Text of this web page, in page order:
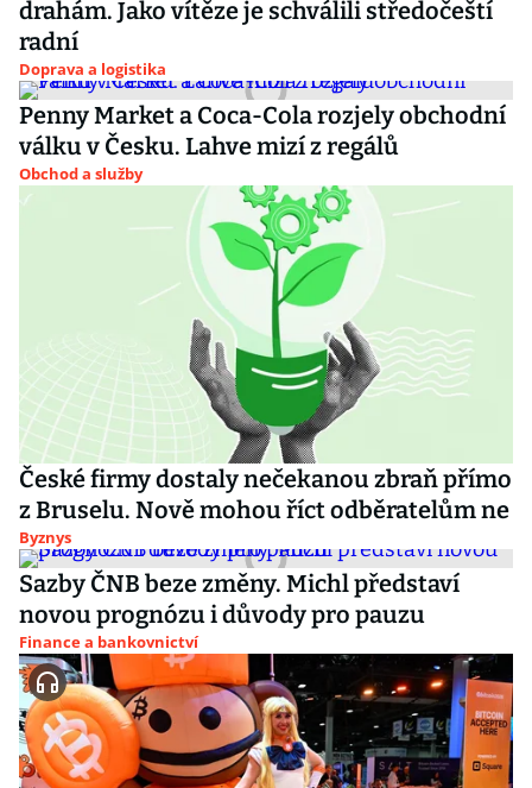
drahám. Jako vítěze je schválili středočeští
radní
Doprava a logistika
Penny Market a Coca-Cola rozjely obchodní
válku v Česku. Lahve mizí z regálů
Obchod a služby
České firmy dostaly nečekanou zbraň přímo
z Bruselu. Nově mohou říct odběratelům ne
Byznys
Sazby ČNB beze změny. Michl představí
novou prognózu i důvody pro pauzu
Finance a bankovnictví